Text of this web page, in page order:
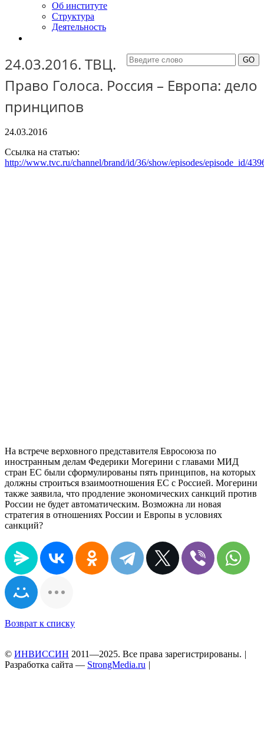
Об институте
Структура
Деятельность
24.03.2016. ТВЦ.
Право Голоса. Россия – Европа: дело
принципов
24.03.2016
Ссылка на статью:
http://www.tvc.ru/channel/brand/id/36/show/episodes/episode_id/
На встрече верховного представителя Евросоюза по
иностранным делам Федерики Могерини с главами МИД
стран ЕС были сформулированы пять принципов, на которых
должны строиться взаимоотношения ЕС с Россией. Могерини
также заявила, что продление экономических санкций против
России не будет автоматическим. Возможна ли новая
стратегия в отношениях России и Европы в условиях
санкций?
Возврат к списку
© ИНВИССИН 2011—2025. Все права зарегистрированы. |
Разработка сайта — StrongMedia.ru |